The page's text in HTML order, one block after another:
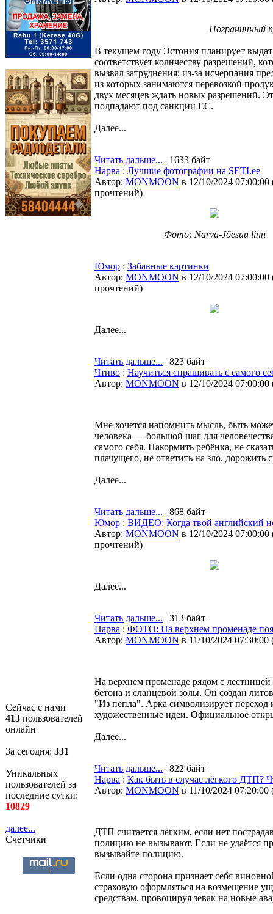
Сейчас с нами
413 пользователей
онлайн
За сегодня: 331
Уникальных
пользователей за
последние сутки:
10829
далее...
Счетчики
Пограничный
В текущем году Эстония планирует
соответствует количеству разрешений,
вызвал затруднения: из-за исчерпания
из которых занимаются перевозкой
двух месяцев ждать новых разрешений.
подпадают под санкции ЕС.
Далее...
Читать дальше... | 1633 байт
Нарва : Лучшие фотографии на SETI.ee
Автор: MONMOON в 12/10/2024 07:00:00
прочтений)
Фото: Narva-Jõesuu linn
Юмор : Забавные картинки
Автор: MONMOON в 12/10/2024 07:00:00
прочтений)
Далее...
Читать дальше... | 823 байт
Чтиво : Научиться спрашивать с самого
Автор: MONMOON в 12/10/2024 07:00:00
Мне хочется напомнить мысль, быть
человека — большой шаг для
самого себя. Накормить ребёнка, не
плачущего, не ответить на зло, дорожить
Далее...
Читать дальше... | 868 байт
Юмор : ВИДЕО: Когда твой английский
Автор: MONMOON в 12/10/2024 07:00:00
прочтений)
Далее...
Читать дальше... | 313 байт
Нарва : ФОТО: На верхнем променаде
Автор: MONMOON в 11/10/2024 07:30:00
На верхнем променаде рядом с
бетона и сланцевой золы. Он создан
"Из пепла". Арка символизирует переход
художественные идеи. Официальное
Далее...
Читать дальше... | 822 байт
Нарва : Как быть в случае лёгкого ДТП?
Автор: MONMOON в 11/10/2024 07:20:00
ДТП считается лёгким, если нет
полицию не вызывают. Если не удаётся
вызывайте полицию.
Если одна сторона признает себя
страховую оформляться на возмещение
средствам, провоцируя зевак на новые